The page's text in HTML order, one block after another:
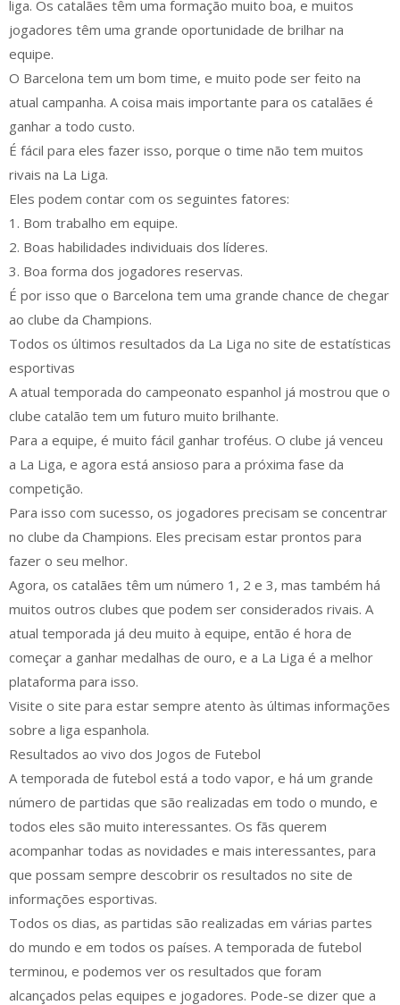
liga. Os catalães têm uma formação muito boa, e muitos
jogadores têm uma grande oportunidade de brilhar na
equipe.
O Barcelona tem um bom time, e muito pode ser feito na
atual campanha. A coisa mais importante para os catalães é
ganhar a todo custo.
É fácil para eles fazer isso, porque o time não tem muitos
rivais na La Liga.
Eles podem contar com os seguintes fatores:
1. Bom trabalho em equipe.
2. Boas habilidades individuais dos líderes.
3. Boa forma dos jogadores reservas.
É por isso que o Barcelona tem uma grande chance de chegar
ao clube da Champions.
Todos os últimos resultados da La Liga no site de estatísticas
esportivas
A atual temporada do campeonato espanhol já mostrou que o
clube catalão tem um futuro muito brilhante.
Para a equipe, é muito fácil ganhar troféus. O clube já venceu
a La Liga, e agora está ansioso para a próxima fase da
competição.
Para isso com sucesso, os jogadores precisam se concentrar
no clube da Champions. Eles precisam estar prontos para
fazer o seu melhor.
Agora, os catalães têm um número 1, 2 e 3, mas também há
muitos outros clubes que podem ser considerados rivais. A
atual temporada já deu muito à equipe, então é hora de
começar a ganhar medalhas de ouro, e a La Liga é a melhor
plataforma para isso.
Visite o site para estar sempre atento às últimas informações
sobre a liga espanhola.
Resultados ao vivo dos Jogos de Futebol
A temporada de futebol está a todo vapor, e há um grande
número de partidas que são realizadas em todo o mundo, e
todos eles são muito interessantes. Os fãs querem
acompanhar todas as novidades e mais interessantes, para
que possam sempre descobrir os resultados no site de
informações esportivas.
Todos os dias, as partidas são realizadas em várias partes
do mundo e em todos os países. A temporada de futebol
terminou, e podemos ver os resultados que foram
alcançados pelas equipes e jogadores. Pode-se dizer que a